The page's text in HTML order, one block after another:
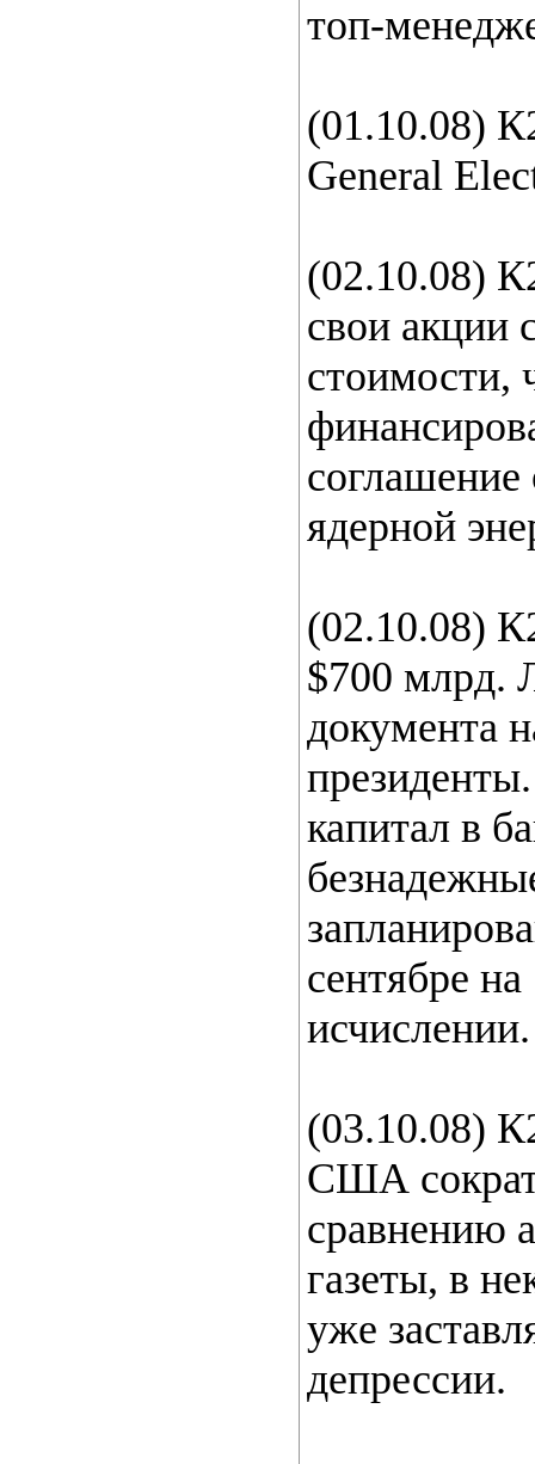
топ-
(01.10.08)
General
(02.10.08)
свои акции
стоимости,
соглашение
ядерной
(02.10.08)
$700 млрд.
документа
капитал в
сентябре
исчислении.
(03.10.08)
США
сравнению
газеты, в
уже
депрессии.